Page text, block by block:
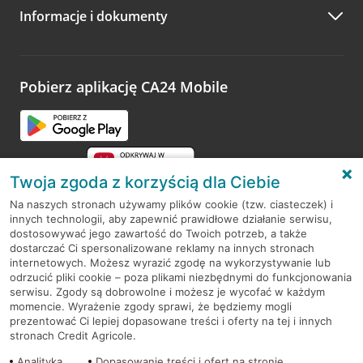
Zachęcamy do podzielenia się z nami opinią o wizycie.
opinie.
Informacje i dokumenty
Pobierz aplikację CA24 Mobile
RODO
Regulamin serwisu
Mapa serwisu
PolitykaCookies
Twoja zgoda z korzyścią dla Ciebie
Na naszych stronach używamy plików cookie (tzw. ciasteczek) i
innych technologii, aby zapewnić prawidłowe działanie serwisu,
dostosowywać jego zawartość do Twoich potrzeb, a także
dostarczać Ci spersonalizowane reklamy na innych stronach
internetowych. Możesz wyrazić zgodę na wykorzystywanie lub
odrzucić pliki cookie – poza plikami niezbędnymi do funkcjonowania
serwisu. Zgody są dobrowolne i możesz je wycofać w każdym
momencie. Wyrażenie zgody sprawi, że będziemy mogli
prezentować Ci lepiej dopasowane treści i oferty na tej i innych
stronach Credit Agricole.